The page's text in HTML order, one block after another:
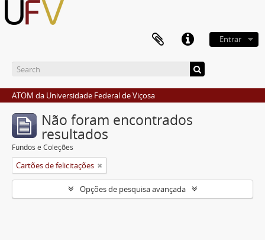
Entrar
ATOM da Universidade Federal de Viçosa
Não foram encontrados
resultados
Fundos e Coleções
Cartões de felicitações
Opções de pesquisa avançada